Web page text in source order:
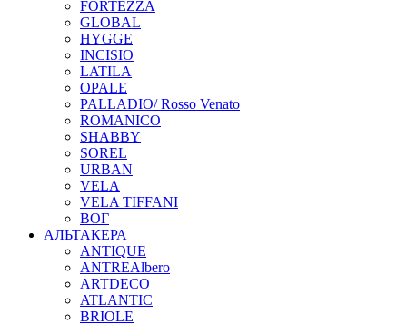
FORTEZZA
GLOBAL
HYGGE
INCISIO
LATILA
OPALE
PALLADIO/ Rosso Venato
ROMANICO
SHABBY
SOREL
URBAN
VELA
VELA TIFFANI
ВОГ
АЛЬТАКЕРА
ANTIQUE
ANTREAlbero
ARTDECO
ATLANTIC
BRIOLE